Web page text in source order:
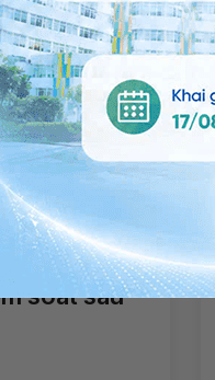
soát sau